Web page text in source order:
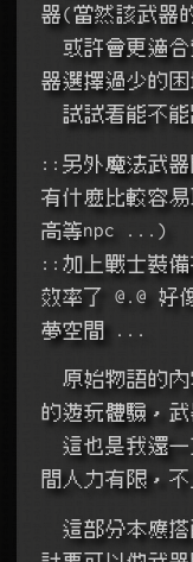
器(當然該武器
器選擇過少的
試試看能不
::另外魔法武
有什麼比較容
高等npc ...)
::加上戰士裝備
效率了 @.@ 好
夢空間 ...
的遊玩體驗，
間人力有限，